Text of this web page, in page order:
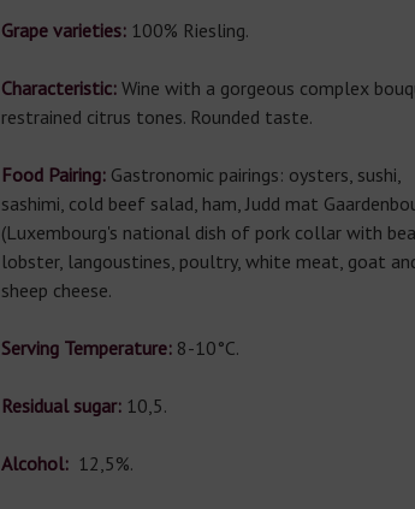
Grape varieties: 100% Riesling.
Characteristic: Wine with a gorgeous complex
restrained citrus tones. Rounded taste.
Food Pairing: Gastronomic pairings: oysters, sushi,
sashimi, cold beef salad, ham, Judd mat
(Luxembourg's national dish of pork collar with
lobster, langoustines, poultry, white meat, goat
sheep cheese.
Serving Temperature: 8-10°С.
Residual sugar: 10,5.
Alcohol: 12,5%.